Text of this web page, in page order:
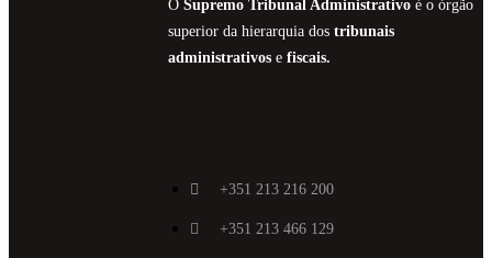
O Supremo Tribunal Administrativoé o órgão
superior da hierarquia dos tribunais
administrativose fiscais.
+351 213 216 200
+351 213 466 129